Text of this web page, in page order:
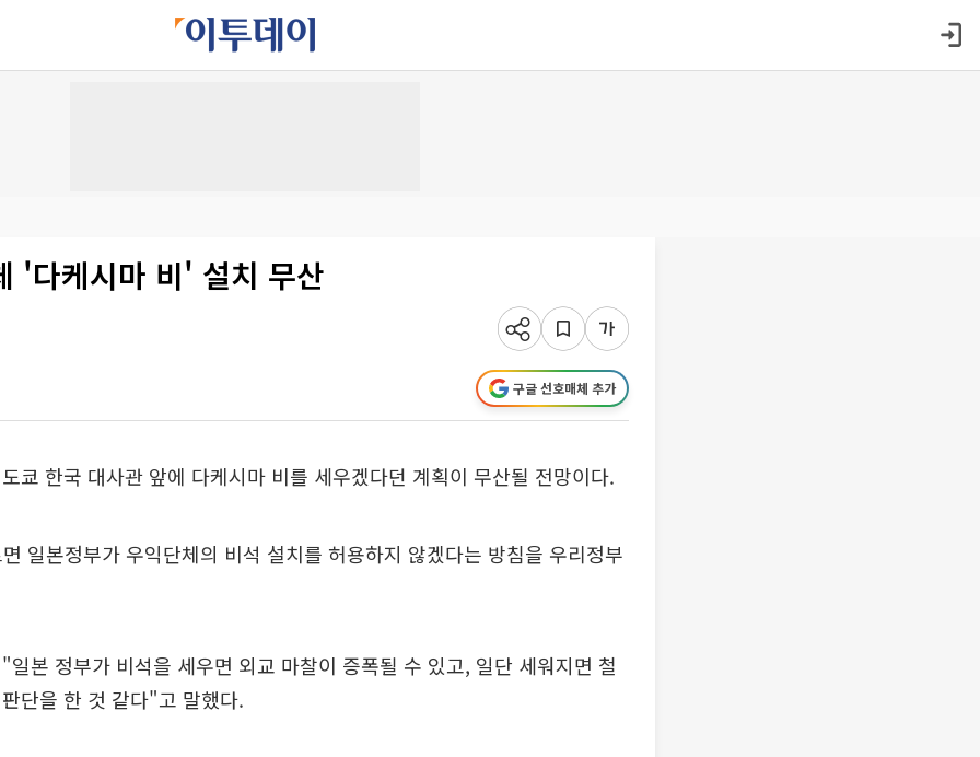
'다케시마 비' 설치 무산
구글 선호매체 추가
쿄 한국 대사관 앞에 다케시마 비를 세우겠다던 계획이 무산될 전망이다.
일본정부가 우익단체의 비석 설치를 허용하지 않겠다는 방침을 우리정부
일본 정부가 비석을 세우면 외교 마찰이 증폭될 수 있고, 일단 세워지면 철
단을 한 것 같다"고 말했다.